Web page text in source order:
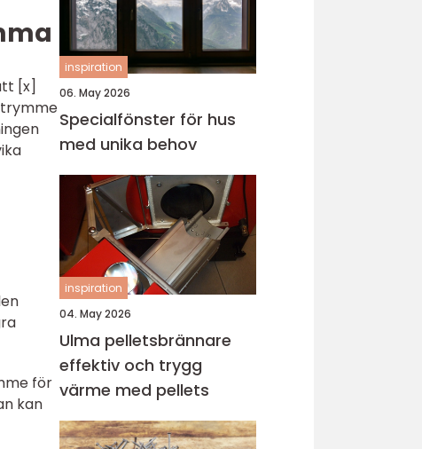
[x]
för
kan
inspiration
06. May 2026
Specialfönster för hus
med unika behov
inspiration
04. May 2026
Ulma pelletsbrännare
effektiv och trygg
värme med pellets